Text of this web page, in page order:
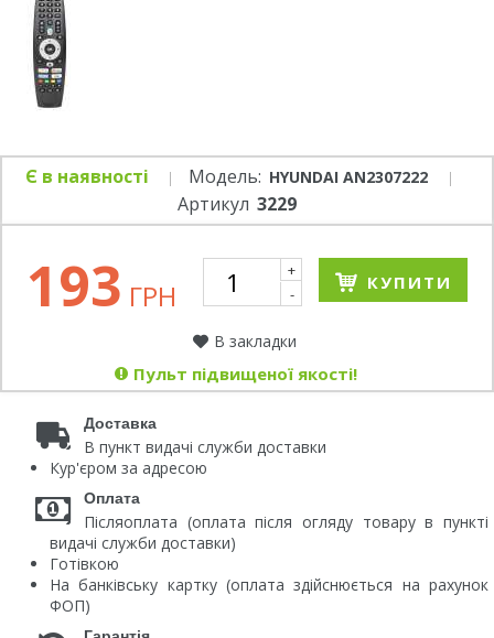
Є в наявності Модель: HYUNDAI AN2307222
Артикул 3229
193 ГРН
+
-
КУПИТИ
В закладки
Пульт підвищеної якості!
Доставка
В пункт видачі служби доставки
Кур'єром за адресою
Оплата
Післяоплата (оплата після огляду товару в пункті
видачі служби доставки)
Готівкою
На банківську картку (оплата здійснюється на рахунок
ФОП)